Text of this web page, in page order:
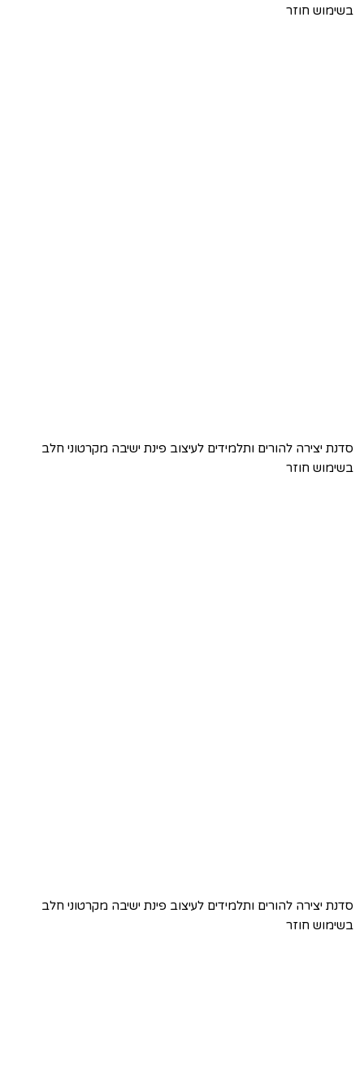
בשימוש חוזר
סדנת יצירה להורים ותלמידים לעיצוב פינת ישיבה מקרטוני חלב
בשימוש חוזר
סדנת יצירה להורים ותלמידים לעיצוב פינת ישיבה מקרטוני חלב
בשימוש חוזר